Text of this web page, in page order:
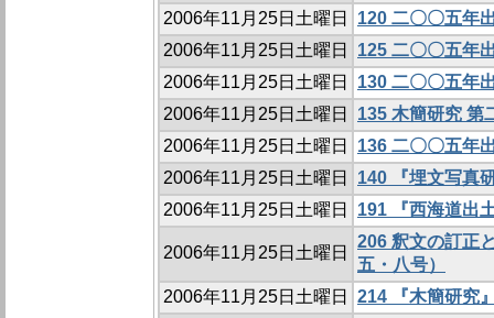
2006年11月25日土曜日
120 二〇〇五年
2006年11月25日土曜日
125 二〇〇五年
2006年11月25日土曜日
130 二〇〇五年
2006年11月25日土曜日
135 木簡研究 第
2006年11月25日土曜日
136 二〇〇五年
2006年11月25日土曜日
140 『埋文写真
2006年11月25日土曜日
191 『西海道出
2006年11月25日土曜日
206 釈文の訂正
五・八号）
2006年11月25日土曜日
214 『木簡研究